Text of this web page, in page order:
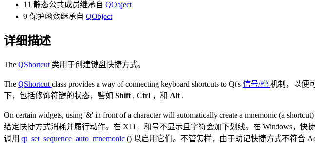
11 静态公共成员继承自 QObject
9 保护函数继承自 QObject
详细描述
The QShortcut 类用于创建键盘快捷方式。
The QShortcut class provides a way of connecting keyboard shortcuts to Qt's 信号/槽 机制，以便
下，包括修饰符键的状态，譬如 Shift , Ctrl ，和 Alt .
On certain widgets, using '&' in front of a character will automatically create a mnemonic (a
给定快捷方式消耗并履行动作。在 X11，和号不显示且字符会加下划线。在 Windows，快
调用 qt_set_sequence_auto_mnemonic () 以启用它们。不管怎样，由于助记快捷方式不符合